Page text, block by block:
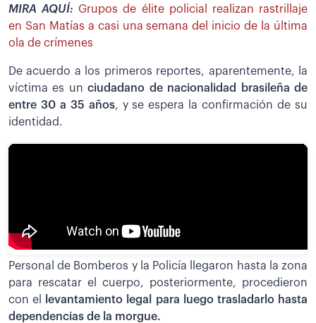
MIRA AQUÍ: Grupos de élite policial realizan rastrillaje
en San Matías a casi una semana del inicio de la última
ola de crímenes
De acuerdo a los primeros reportes, aparentemente, la
víctima es unciudadano de nacionalidad brasileña de
entre 30 a 35 años, y se espera la confirmación de su
identidad.
Personal de Bomberos y la Policía llegaron hasta la zona
para rescatar el cuerpo, posteriormente, procedieron
con el
levantamiento legal para luego trasladarlo hasta
dependencias de la morgue.